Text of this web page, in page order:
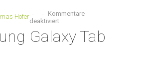
Hofer - - Kommentare
deaktiviert
Galaxy Tab